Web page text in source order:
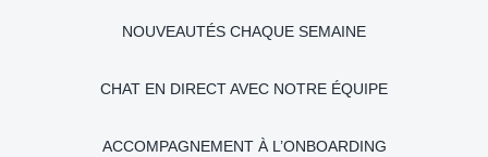
NOUVEAUTÉS CHAQUE SEMAINE
CHAT EN DIRECT AVEC NOTRE ÉQUIPE
ACCOMPAGNEMENT À L’ONBOARDING